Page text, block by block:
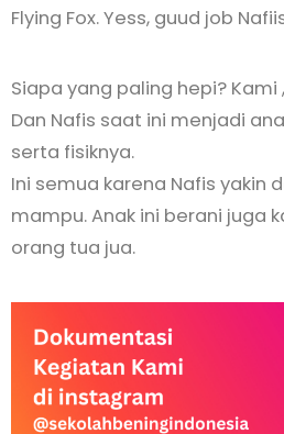
Flying Fox. Yess, guud job
Siapa yang paling hepi?
Dan Nafis saat ini menjadi
serta fisiknya.
Ini semua karena Nafis yakin
mampu. Anak ini berani juga
orang tua jua.